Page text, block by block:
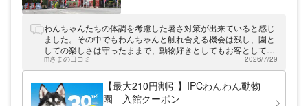
わんわん動物園のわんこたちとふれあえるお
散歩体験やえさやり体験なども大変人気で
す。わんこの芸とプロジェクションマッピン
グがコラボレーションした、パフォーマンス
ショーも開催しています。
わんちゃんたちの体調を考慮した暑さ対策が出来ていると感じ
ました。その中でもわんちゃんと触れ合える機会は残し、園と
しての楽しさは守ったままで、動物好きとしてもお客としても
安心出来ました。 また伺わせて頂きます。
mさまの口コミ 2026/7/29
【最大210円割引】IPCわんわん動物
園 入館クーポン